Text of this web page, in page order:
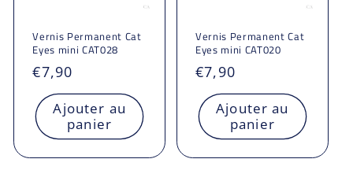
Vernis Permanent Cat
Eyes mini CAT028
Prix
habituel
€7,90
Ajouter au
panier
Vernis Permanent Cat
Eyes mini CAT020
Prix
habituel
€7,90
Ajouter au
panier